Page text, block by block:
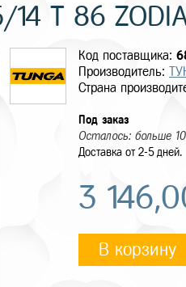
T 86
Код поставщика:
Производитель:
Страна
Под заказ
Осталось: больше
Доставка от 2-5 дней.
3
В корзину